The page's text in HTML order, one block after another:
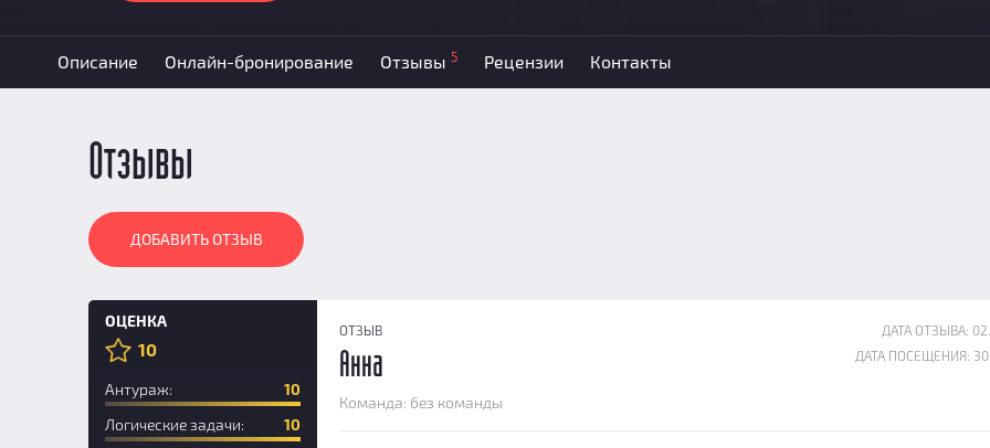
Описание Онлайн-бронирование Отзывы 5 Рецензии Контакты
Отзывы
ДОБАВИТЬ ОТЗЫВ
ОЦЕНКА
10
Антураж:
10
Логические задачи:
10
ОТЗЫВ
ДАТА ОТЗЫВА:
ДАТА ПОСЕЩЕНИЯ:
Анна
Команда: без команды